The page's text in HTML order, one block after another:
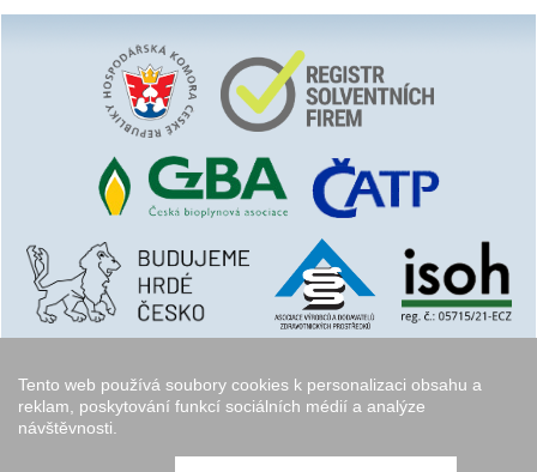
Tento web používá soubory cookies k personalizaci obsahu a
reklam, poskytování funkcí sociálních médií a analýze
návštěvnosti.